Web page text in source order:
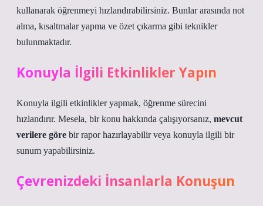
kullanarak öğrenmeyi hızlandırabilirsiniz. Bunlar arasında not
alma, kısaltmalar yapma ve özet çıkarma gibi teknikler
bulunmaktadır.
Konuyla İlgili Etkinlikler Yapın
Konuyla ilgili etkinlikler yapmak, öğrenme sürecini
hızlandırır. Mesela, bir konu hakkında çalışıyorsanız, mevcut
verilere göre bir rapor hazırlayabilir veya konuyla ilgili bir
sunum yapabilirsiniz.
Çevrenizdeki İnsanlarla Konuşun